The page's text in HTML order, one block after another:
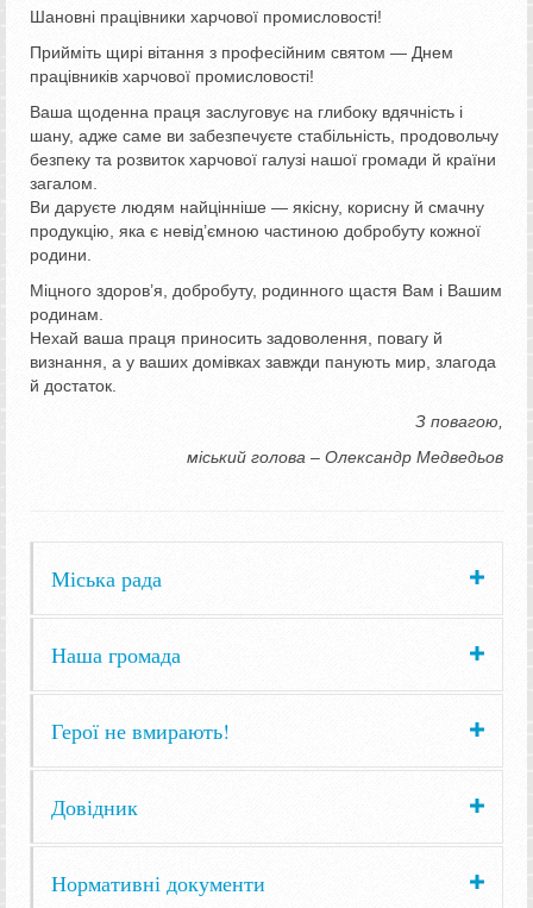
Шановні працівники харчової промисловості!
Прийміть щирі вітання з професійним святом — Днем
працівників харчової промисловості!
Ваша щоденна праця заслуговує на глибоку вдячність і
шану, адже саме ви забезпечуєте стабільність, продовольчу
безпеку та розвиток харчової галузі нашої громади й країни
загалом.
Ви даруєте людям найцінніше — якісну, корисну й смачну
продукцію, яка є невід’ємною частиною добробуту кожної
родини.
Міцного здоров’я, добробуту, родинного щастя Вам і Вашим
родинам.
Нехай ваша праця приносить задоволення, повагу й
визнання, а у ваших домівках завжди панують мир, злагода
й достаток.
З повагою,
міський голова – Олександр Медведьов
Міська рада
Наша громада
Герої не вмирають!
Довідник
Нормативні документи